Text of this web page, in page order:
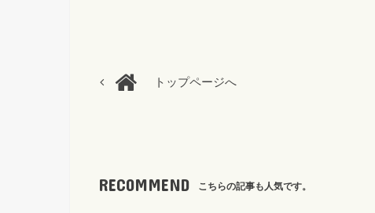
トップページへ
RECOMMEND こちらの記事も人気です。